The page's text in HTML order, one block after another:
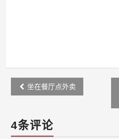
Post
navigation
坐在餐厅点外卖
4条评论